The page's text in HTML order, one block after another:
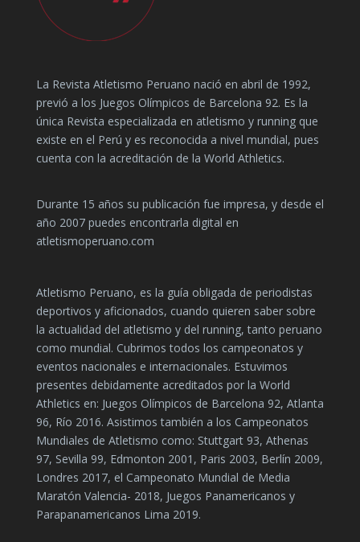
La Revista Atletismo Peruano nació en abril de 1992,
previó a los Juegos Olímpicos de Barcelona 92. Es la
única Revista especializada en atletismo y running que
existe en el Perú y es reconocida a nivel mundial, pues
cuenta con la acreditación de la World Athletics.
Durante 15 años su publicación fue impresa, y desde el
año 2007 puedes encontrarla digital en
atletismoperuano.com
Atletismo Peruano, es la guía obligada de periodistas
deportivos y aficionados, cuando quieren saber sobre
la actualidad del atletismo y del running, tanto peruano
como mundial. Cubrimos todos los campeonatos y
eventos nacionales e internacionales. Estuvimos
presentes debidamente acreditados por la World
Athletics en: Juegos Olímpicos de Barcelona 92, Atlanta
96, Río 2016. Asistimos también a los Campeonatos
Mundiales de Atletismo como: Stuttgart 93, Athenas
97, Sevilla 99, Edmonton 2001, Paris 2003, Berlín 2009,
Londres 2017, el Campeonato Mundial de Media
Maratón Valencia- 2018, Juegos Panamericanos y
Parapanamericanos Lima 2019.